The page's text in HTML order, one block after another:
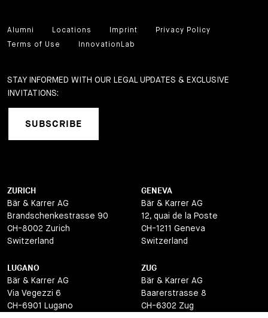
Alumni Locations Imprint
Privacy Policy
Terms of Use
InnovationLab
STAY INFORMED WITH OUR LEGAL UPDATES & EXCLUSIVE
INVITATIONS:
SUBSCRIBE
ZURICH
Bär & Karrer AG
Brandschenkestrasse 90
CH-8002 Zurich
Switzerland
GENEVA
Bär & Karrer AG
12, quai de la Poste
CH-1211 Geneva
Switzerland
LUGANO
Bär & Karrer AG
Via Vegezzi 6
CH-6901 Lugano
ZUG
Bär & Karrer AG
Baarerstrasse 8
CH-6302 Zug